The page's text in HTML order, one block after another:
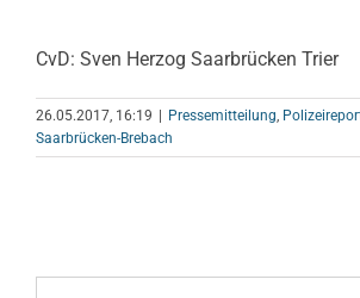
CvD: Sven Herzog Saarbrücken Trier
26.05.2017, 16:19 Pressemitteilung,
Saarbrücken-Brebach